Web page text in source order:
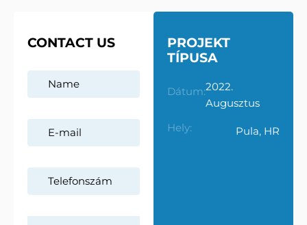
CONTACT US
PROJEKT
TÍPUSA
Dátum:2022.
Augusztus
Hely:
Pula, HR